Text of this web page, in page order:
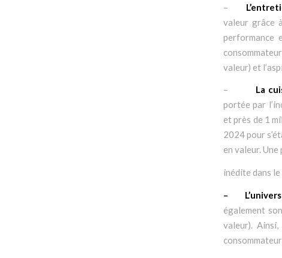
–
valeur grâce
performance
valeur) et
– La
portée par
et près de 1
2024 pour
en valeur.
inédite dans
– L’univers
également
valeur).